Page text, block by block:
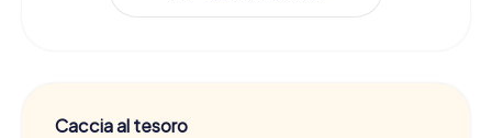
Caccia al tesoro